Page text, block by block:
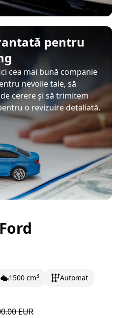
pentru
cea mai bună companie
nevoile tale, să
cerere și să trimitem
o revizuire detaliată.
1500 cm3
Automat
EUR